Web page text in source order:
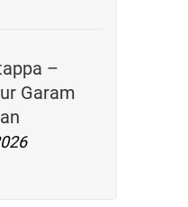
–
Garam